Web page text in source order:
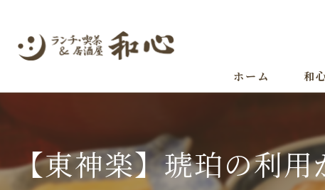
ホーム 和
【東神楽】琥珀の利